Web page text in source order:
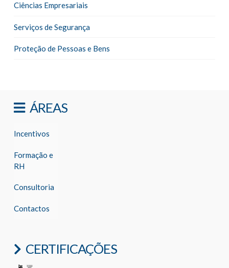
Ciências Empresariais
Serviços de Segurança
Proteção de Pessoas e Bens
ÁREAS
Incentivos
Formação e
RH
Consultoria
Contactos
CERTIFICAÇÕES